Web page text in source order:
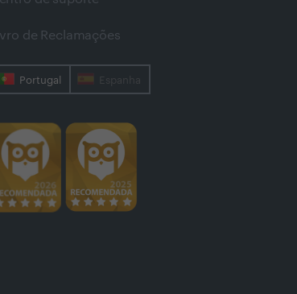
de Reclamações
Portugal Espanha